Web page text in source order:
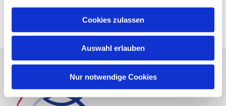
Cookies zulassen
Auswahl erlauben
Nur notwendige Cookies